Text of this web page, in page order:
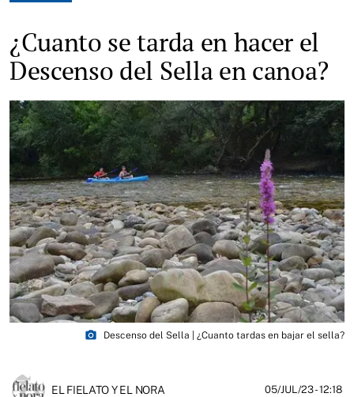
¿Cuanto se tarda en hacer el
Descenso del Sella en canoa?
photo_camera Descenso del Sella | ¿Cuanto tardas en bajar el sella?
EL FIELATO Y EL NORA 05/JUL/23- 12:18